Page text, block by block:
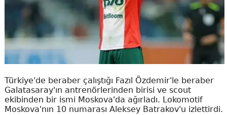
Türkiye'de beraber çalıştığı Fazıl Özdemir'le beraber
Galatasaray'ın antrenörlerinden birisi ve scout
ekibinden bir ismi Moskova'da ağırladı. Lokomotif
Moskova'nın 10 numarası Aleksey Batrakov'u izlettirdi.